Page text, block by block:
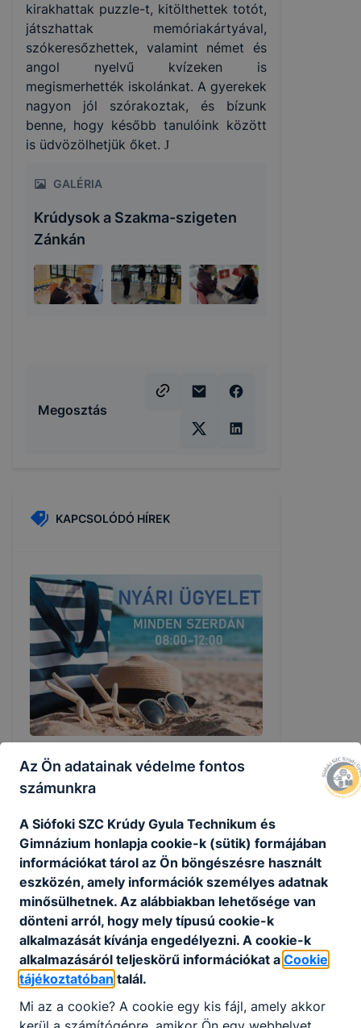
kirakhattak puzzle-t, kitölthettek totót,
játszhattak memóriakártyával,
szókeresőzhettek, valamint német és
angol nyelvű kvízeken is
megismerhették iskolánkat. A gyerekek
nagyon jól szórakoztak, és bízunk
benne, hogy később tanulóink között
is üdvözölhetjük őket. J
GALÉRIA
Krúdysok a Szakma-szigeten
Zánkán
Megosztás
KAPCSOLÓDÓ HÍREK
Nyári ügyelet!
ügyeletet tart 08:00-12:00 óra között.
2026. júl. 14. Admin
Az Ön adatainak védelme fontos
számunkra
A Siófoki SZC Krúdy Gyula Technikum és
Gimnázium honlapja cookie-k (sütik) formájában
információkat tárol az Ön böngészésre használt
eszközén, amely információk személyes adatnak
minősülhetnek. Az alábbiakban lehetősége van
dönteni arról, hogy mely típusú cookie-k
alkalmazását kívánja engedélyezni. A cookie-k
alkalmazásáról teljeskörű információkat a Cookie
tájékoztatóban talál.
Mi az a cookie? A cookie egy kis fájl, amely akkor